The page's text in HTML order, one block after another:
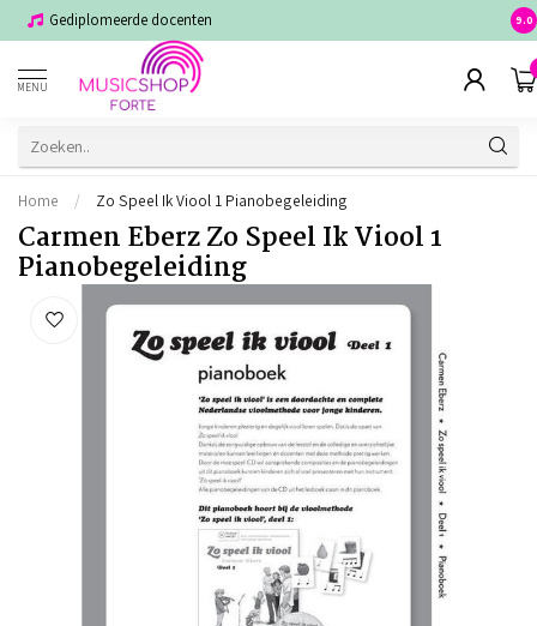
Gediplomeerde docenten 9.0
MENU
Home / Zo Speel Ik Viool 1 Pianobegeleiding
Carmen Eberz Zo Speel Ik Viool 1
Pianobegeleiding